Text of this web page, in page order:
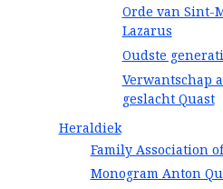
Orde van Sint-
Lazarus
Oudste
Verwantschap
geslacht Quast
Heraldiek
Family Association
Monogram Anton